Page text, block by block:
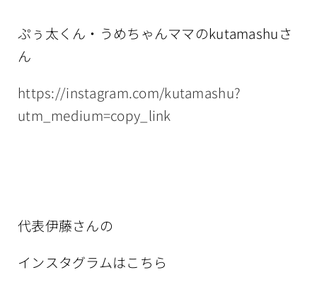
ぷぅ太くん・うめちゃんママのkutamashuさ
ん
https://instagram.com/kutamashu?
utm_medium=copy_link
代表伊藤さんの
インスタグラムはこちら